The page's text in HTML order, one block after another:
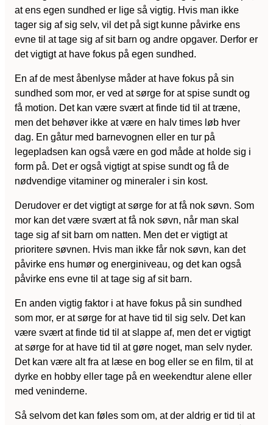
at ens egen sundhed er lige så vigtig. Hvis man ikke
tager sig af sig selv, vil det på sigt kunne påvirke ens
evne til at tage sig af sit barn og andre opgaver. Derfor er
det vigtigt at have fokus på egen sundhed.
En af de mest åbenlyse måder at have fokus på sin
sundhed som mor, er ved at sørge for at spise sundt og
få motion. Det kan være svært at finde tid til at træne,
men det behøver ikke at være en halv times løb hver
dag. En gåtur med barnevognen eller en tur på
legepladsen kan også være en god måde at holde sig i
form på. Det er også vigtigt at spise sundt og få de
nødvendige vitaminer og mineraler i sin kost.
Derudover er det vigtigt at sørge for at få nok søvn. Som
mor kan det være svært at få nok søvn, når man skal
tage sig af sit barn om natten. Men det er vigtigt at
prioritere søvnen. Hvis man ikke får nok søvn, kan det
påvirke ens humør og energiniveau, og det kan også
påvirke ens evne til at tage sig af sit barn.
En anden vigtig faktor i at have fokus på sin sundhed
som mor, er at sørge for at have tid til sig selv. Det kan
være svært at finde tid til at slappe af, men det er vigtigt
at sørge for at have tid til at gøre noget, man selv nyder.
Det kan være alt fra at læse en bog eller se en film, til at
dyrke en hobby eller tage på en weekendtur alene eller
med veninderne.
Så selvom det kan føles som om, at der aldrig er tid til at